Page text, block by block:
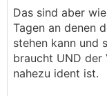
Das sind aber
Tagen an denen
stehen kann und
braucht UND der
nahezu ident ist.